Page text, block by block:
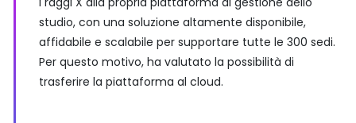
studio, con una soluzione altamente disponibile,
affidabile e scalabile per supportare tutte le 300 sedi.
Per questo motivo, ha valutato la possibilità di
trasferire la piattaforma al cloud.